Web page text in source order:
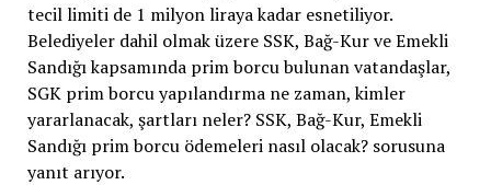
tecil limiti de 1 milyon liraya kadar esnetiliyor.
Belediyeler dahil olmak üzere SSK, Bağ-Kur ve Emekli
Sandığı kapsamında prim borcu bulunan vatandaşlar,
SGK prim borcu yapılandırma ne zaman, kimler
yararlanacak, şartları neler? SSK, Bağ-Kur, Emekli
Sandığı prim borcu ödemeleri nasıl olacak? sorusuna
yanıt arıyor.